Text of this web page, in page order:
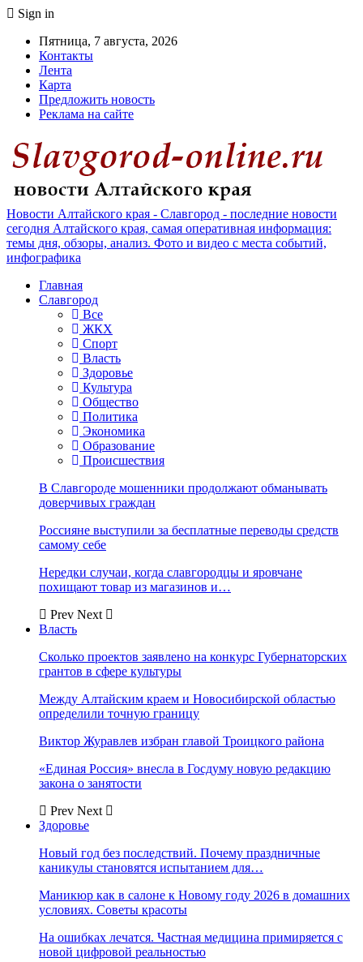
Sign in
Пятница, 7 августа, 2026
Контакты
Лента
Карта
Предложить новость
Реклама на сайте
Новости Алтайского края - Славгород - последние новости
сегодня Алтайского края, самая оперативная информация:
темы дня, обзоры, анализ. Фото и видео с места событий,
инфографика
Главная
Славгород
Все
ЖКХ
Спорт
Власть
Здоровье
Культура
Общество
Политика
Экономика
Образование
Происшествия
В Славгороде мошенники продолжают обманывать
доверчивых граждан
Россияне выступили за бесплатные переводы средств
самому себе
Нередки случаи, когда славгородцы и яровчане
похищают товар из магазинов и…
Prev Next
Власть
Сколько проектов заявлено на конкурс Губернаторских
грантов в сфере культуры
Между Алтайским краем и Новосибирской областью
определили точную границу
Виктор Журавлев избран главой Троицкого района
«Единая Россия» внесла в Госдуму новую редакцию
закона о занятости
Prev Next
Здоровье
Новый год без последствий. Почему праздничные
каникулы становятся испытанием для…
Маникюр как в салоне к Новому году 2026 в домашних
условиях. Советы красоты
На ошибках лечатся. Частная медицина примиряется с
новой цифровой реальностью